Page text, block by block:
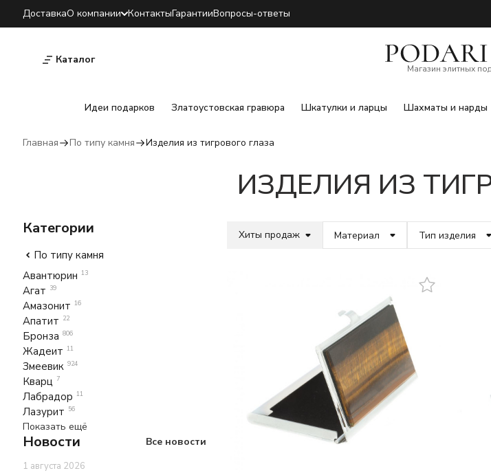
ДоставкаО компании КонтактыГарантииВопросы-ответы
Каталог
Магазин элитных
Идеи подарков Златоустовская гравюра Шкатулки и ларцы Шахматы и нарды
Главная По типу камня Изделия из тигрового глаза
ИЗДЕЛИЯ ИЗ
Хиты продаж Материал Тип изделия
Категории
По типу камня
Авантюрин 13
Агат 39
Амазонит 16
Апатит 22
Бронза 806
Жадеит 11
Змеевик 924
Кварц 7
Лабрадор 11
Лазурит 56
Показать ещё
Новости Все новости
1 августа 2026